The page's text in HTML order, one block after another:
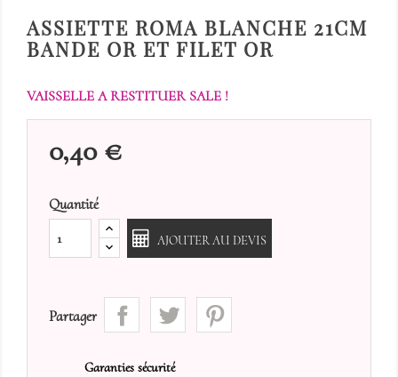
ASSIETTE ROMA BLANCHE 21CM
BANDE OR ET FILET OR
VAISSELLE A RESTITUER SALE !
0,40 €
Quantité
AJOUTER AU DEVIS
Partager
Garanties sécurité